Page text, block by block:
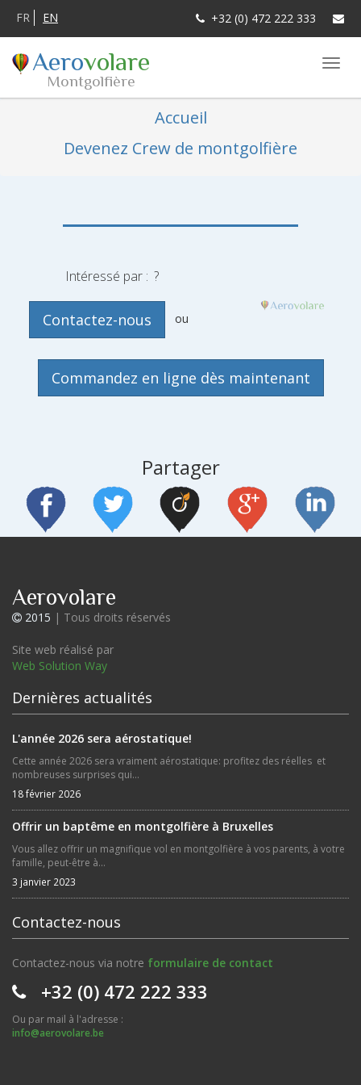
FR EN +32 (0) 472 222 333
Aerovolare
Montgolfière
Accueil
Devenez Crew de montgolfière
Intéressé par : ?
ou
Commandez en ligne dès maintenant
Partager
Aerovolare
2015 | Tous droits réservés
Site web réalisé par
Web Solution Way
Dernières actualités
L'année 2026 sera aérostatique!
Cette année 2026 sera vraiment aérostatique: profitez des réelles et
nombreuses surprises qui...
18 février 2026
Offrir un baptême en montgolfière à Bruxelles
Vous allez offrir un magnifique vol en montgolfière à vos parents, à votre
famille, peut-être à...
3 janvier 2023
Contactez-nous
Contactez-nous via notre formulaire de contact
+32 (0) 472 222 333
Ou par mail à l'adresse :
info@aerovolare.be